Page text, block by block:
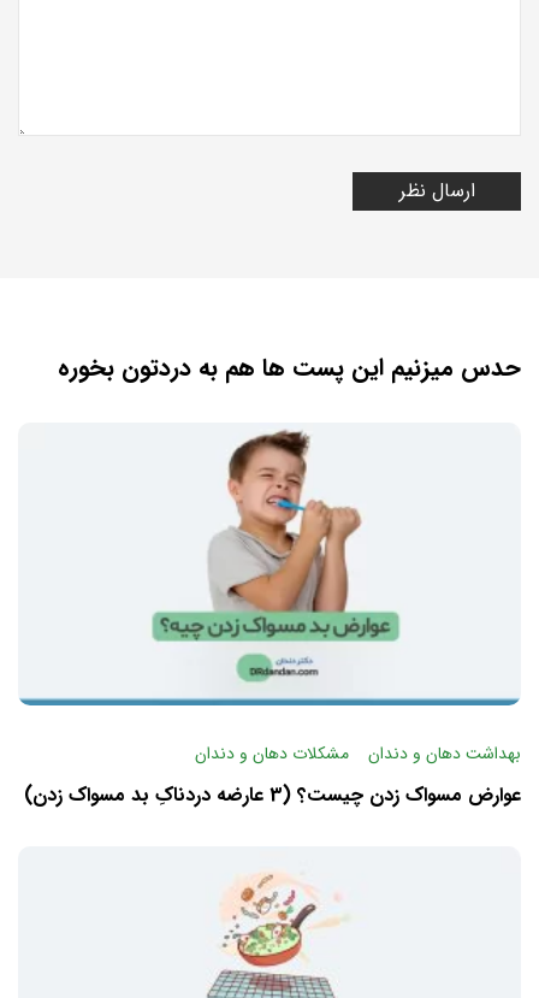
حدس میزنیم این پست ها هم به دردتون بخوره
بهداشت دهان و دندان مشکلات دهان و دندان
عوارض مسواک زدن چیست؟ (3 عارضه دردناکِ بد مسواک زدن)